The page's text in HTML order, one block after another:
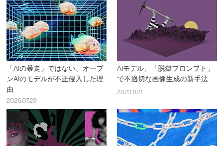
「AIの暴走」ではない、オープ
ンAIのモデルが不正侵入した理
由
2026.07.29
AIモデル、「脱獄プロンプト」
で不適切な画像生成の新手法
2023.11.21